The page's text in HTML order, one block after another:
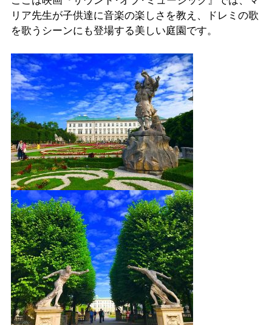
リア先生が子供達に音楽の楽しさを教え、ドレミの歌
を歌うシーンにも登場する美しい庭園です。